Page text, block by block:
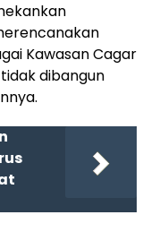
Kawasan Cagar
dibangun